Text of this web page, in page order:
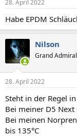
e
:
28. April 2022
Habe EPDM
Nilson
Grand Admiral
28. April 2022
Steht in der Regel
Bei meiner D5
Bei meinen
bis 135°C